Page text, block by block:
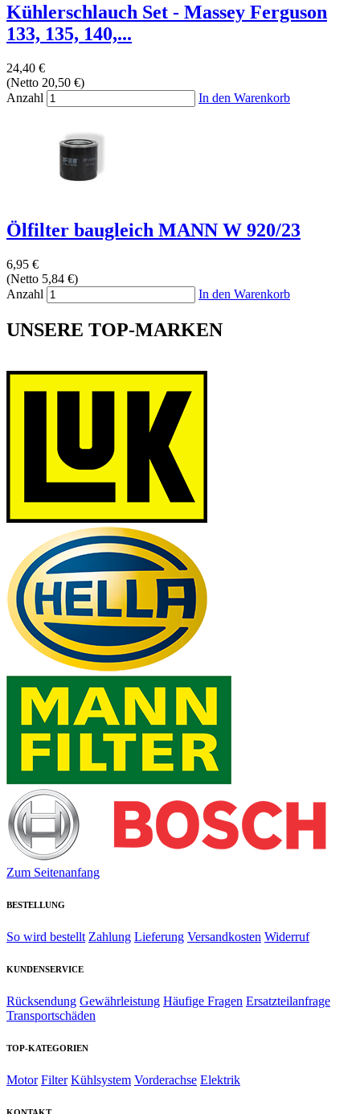
Kühlerschlauch Set - Massey Ferguson
133, 135, 140,...
24,40 €
(Netto 20,50 €)
Anzahl
In den Warenkorb
Ölfilter baugleich MANN W 920/23
6,95 €
(Netto 5,84 €)
Anzahl
In den Warenkorb
UNSERE TOP-MARKEN
Zum Seitenanfang
BESTELLUNG
So wird bestellt Zahlung Lieferung Versandkosten Widerruf
KUNDENSERVICE
Rücksendung Gewährleistung Häufige Fragen Ersatzteilanfrage
Transportschäden
TOP-KATEGORIEN
Motor Filter Kühlsystem Vorderachse Elektrik